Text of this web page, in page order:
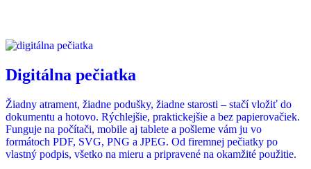
Digitálna pečiatka
Žiadny atrament, žiadne podušky, žiadne starosti – stačí vložiť do
dokumentu a hotovo. Rýchlejšie, praktickejšie a bez papierovačiek.
Funguje na počítači, mobile aj tablete a pošleme vám ju vo
formátoch PDF, SVG, PNG a JPEG. Od firemnej pečiatky po
vlastný podpis, všetko na mieru a pripravené na okamžité použitie.